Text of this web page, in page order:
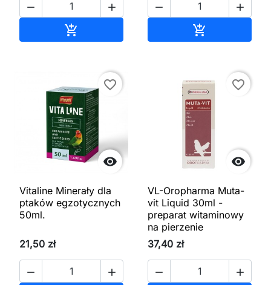
 

 


favorite_border
Vitaline Minerały dla
ptaków egzotycznych
50ml.
21,50 zł
 

favorite_border
VL-Oropharma Muta-
vit Liquid 30ml -
preparat witaminowy
na pierzenie
37,40 zł
 